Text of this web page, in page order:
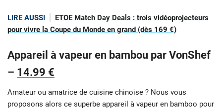
LIRE AUSSI
ETOE Match Day Deals : trois vidéoprojecteurs
pour vivre la Coupe du Monde en grand (dès 169 €)
Appareil à vapeur en bambou par VonShef
– 14.99 €
Amateur ou amatrice de cuisine chinoise ? Nous vous
proposons alors ce superbe appareil à vapeur en bamboo pour